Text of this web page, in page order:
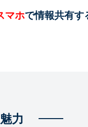
マホで情報共有す
力